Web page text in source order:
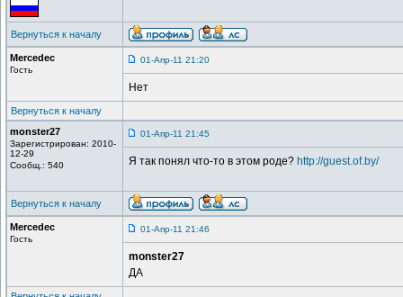
Вернуться к началу
Mercedec
Гость
01-Апр-11 21:20
Нет
Вернуться к началу
monster27
Зарегистрирован: 2010-
12-29
Сообщ.: 540
01-Апр-11 21:45
Я так понял что-то в этом роде? http://guest.of.by/
Вернуться к началу
Mercedec
Гость
01-Апр-11 21:46
monster27
ДА